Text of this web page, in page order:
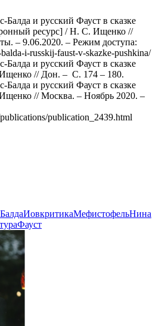
и русский Фауст в сказке
ресурс] / Н. С. Ищенко //
– 9.06.2020. – Режим доступа:
i-russkij-faust-v-skazke-pushkina/
и русский Фауст в сказке
// Дон. – С. 174 – 180.
и русский Фауст в сказке
// Москва. – Ноябрь 2020. –
publication_2439.html
БалдаИовкритикаМефистофельНина
Фауст